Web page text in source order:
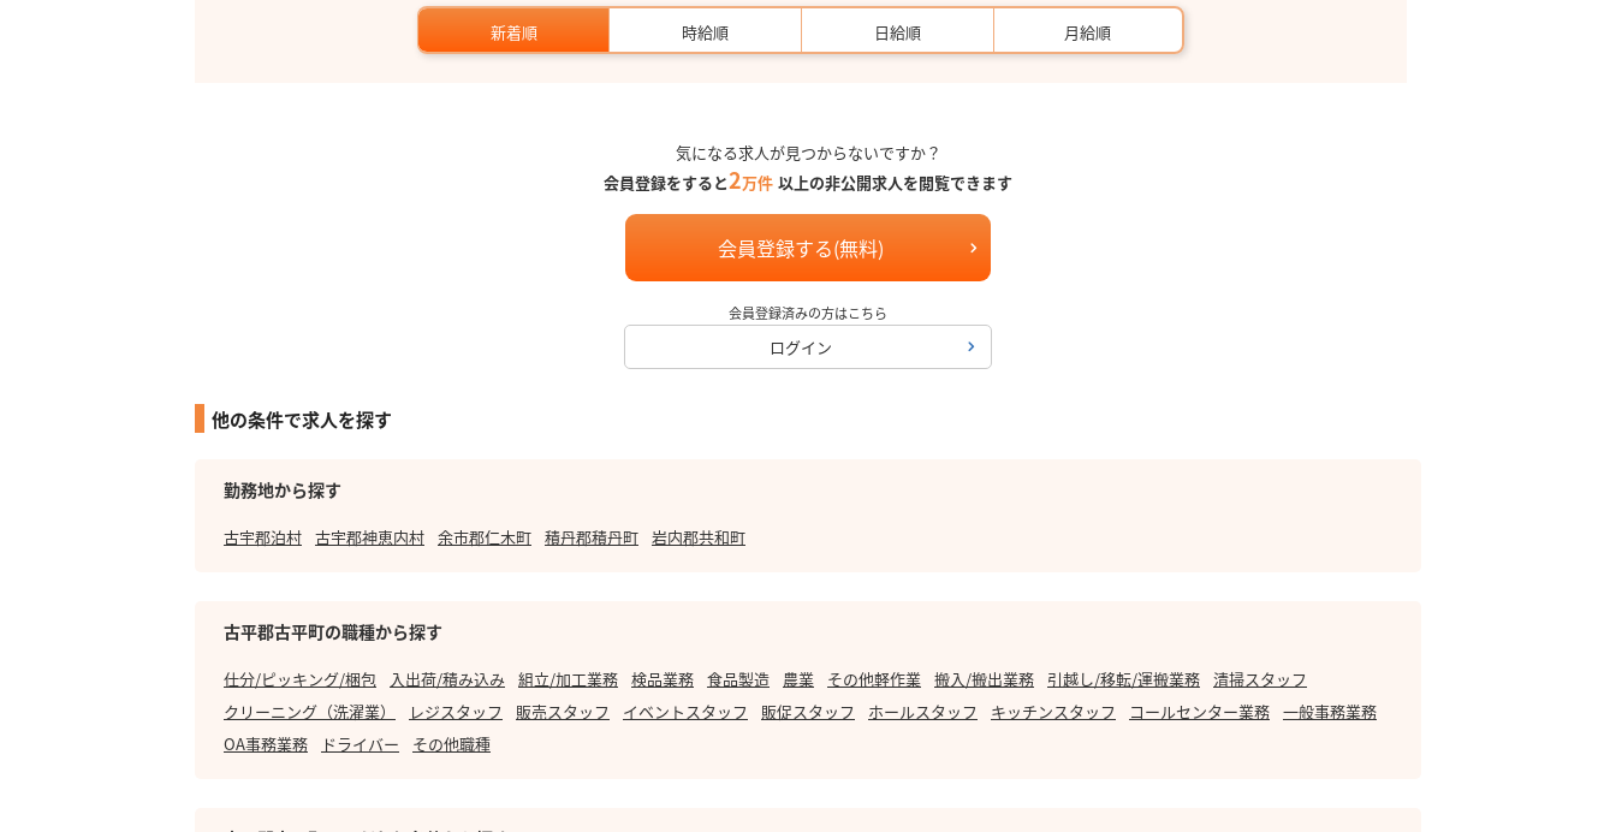
新着順 時給順 日給順 月給順
気になる求人が見つからないですか？
会員登録をすると2万件 以上の非公開求人を閲覧できます
会員登録する(無料)
会員登録済みの方はこちら
ログイン
他の条件で求人を探す
勤務地から探す
古宇郡泊村 古宇郡神恵内村 余市郡仁木町 積丹郡積丹町 岩内郡共和町
古平郡古平町の職種から探す
仕分/ピッキング/梱包 入出荷/積み込み 組立/加工業務 検品業務 食品製造 農業 その他軽作業 搬入/搬出業務 引越し/移転/運搬業務 清掃スタッフ
クリーニング（洗濯業）
レジスタッフ 販売スタッフ イベントスタッフ 販促スタッフ ホールスタッフ キッチンスタッフ コールセンター業務 一般事務業務
OA事務業務
ドライバー その他職種